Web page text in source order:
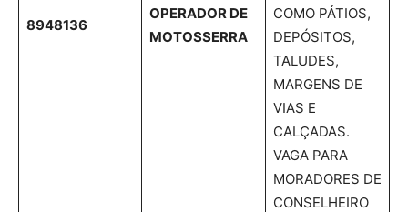
8948136
OPERADOR DE
MOTOSSERRA
COMO PÁTIOS,
DEPÓSITOS,
TALUDES,
MARGENS DE
VIAS E
CALÇADAS.
VAGA PARA
MORADORES DE
CONSELHEIRO